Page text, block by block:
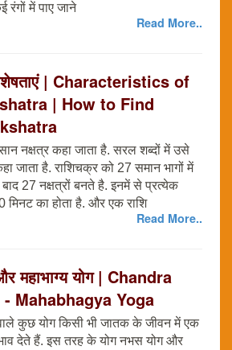
रंगों में पाए जाने
Read More..
| Characteristics of
| How to Find
नक्षत्र कहा जाता है. सरल शब्दों में उसे
जाता है. राशिचक्र को 27 समान भागों में
27 नक्षत्रों बनते है. इनमें से प्रत्येक
का होता है. और एक राशि
Read More..
महाभाग्य योग | Chandra
Mahabhagya Yoga
कुछ योग किसी भी जातक के जीवन में एक
देते हैं. इस तरह के योग नभस योग और